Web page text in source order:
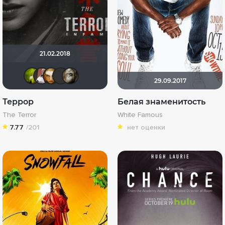
21.02.2018
antistress
Dar Veter
Scary_Dammit
LEX7YOK
VND
Террор
The Terror
7.77 /201
29.09.2017
Белая знаменитость
White Famous
нет оценки